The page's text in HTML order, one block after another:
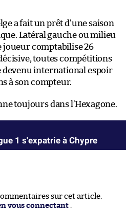
a fait un prêt d’une saison
Latéral gauche ou milieu
joueur comptabilise 26
toutes compétitions
devenu international espoir
à son compteur.
toujours dans l’Hexagone.
1 s'expatrie à Chypre
sur cet article.
vous connectant